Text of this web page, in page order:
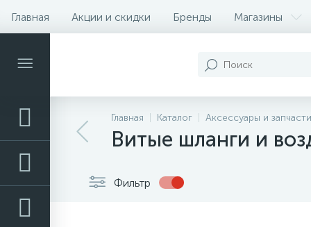
Главная Акции и скидки Бренды Магазины
Главная Каталог Аксессуары и
Витые шланги и
Фильтр